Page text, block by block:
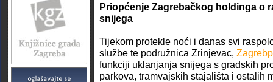
Priopćenje Zagrebačkog holdinga o
snijega
Tijekom protekle noći i danas svi
službe te podružnica Zrinjevac,
funkciji uklanjanja snijega s gradskih
parkova, tramvajskih stajališta i ostalih